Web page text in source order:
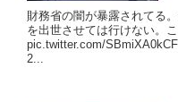
財務省の闇が暴露されてる
を出世させては行けない。
pic.twitter.com/
2...